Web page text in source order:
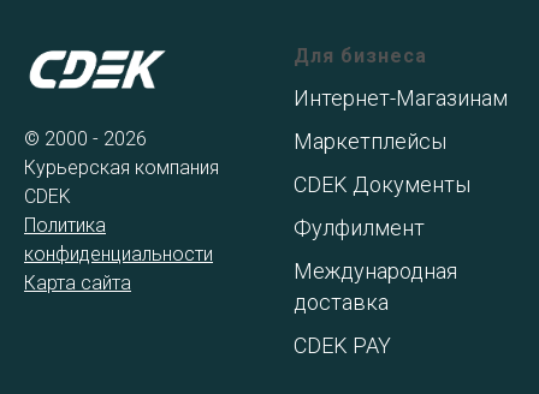
© 2000 - 2026
Курьерская компания
CDEK
Политика
конфиденциальности
Карта сайта
Для бизнеса
Интернет-Магазинам
Маркетплейсы
CDEK Документы
Фулфилмент
Международная
доставка
CDEK PAY